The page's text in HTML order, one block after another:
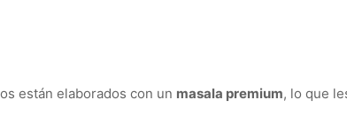
están elaborados con un masala premium, lo que